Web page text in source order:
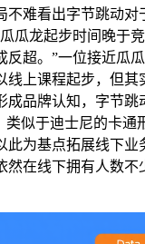
不难看出字节跳动对
瓜龙起步时间晚于
反超。”一位接近瓜
线上课程起步，但其
成品牌认知，字节跳
类似于迪士尼的卡通
此为基点拓展线下业
然在线下拥有人数不